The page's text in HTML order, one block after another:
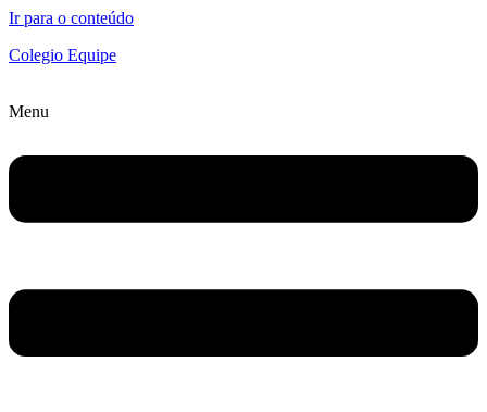
Ir para o conteúdo
Colegio Equipe
Menu